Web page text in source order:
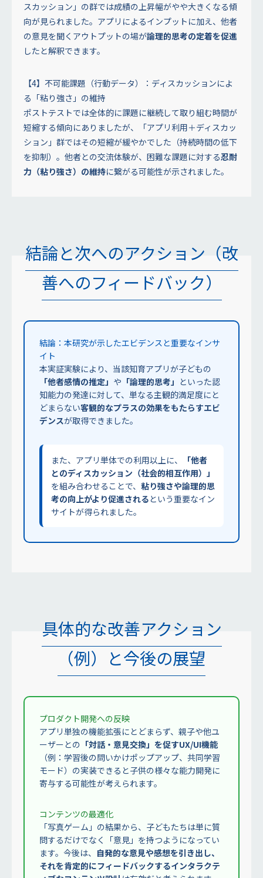
スカッション」の群では成績の上昇幅がやや大きくなる傾
向が見られました。アプリによるインプットに加え、他者
の意見を聞くアウトプットの場が論理的思考の定着を促進
したと解釈できます。
【4】不可能課題（行動データ）：ディスカッションによ
る「粘り強さ」の維持
ポストテストでは全体的に課題に継続して取り組む時間が
短縮する傾向にありましたが、「アプリ利用＋ディスカッ
ション」群ではその短縮が緩やかでした（持続時間の低下
を抑制）。他者との交流体験が、困難な課題に対する忍耐
力（粘り強さ）の維持に繋がる可能性が示されました。
結論と次へのアクション（改
善へのフィードバック）
結論：本研究が示したエビデンスと重要なインサ
イト
本実証実験により、当該知育アプリが子どもの
「他者感情の推定」 や 「論理的思考」 といった認
知能力の発達に対して、単なる主観的満足度にと
どまらない客観的なプラスの効果をもたらすエビ
デンスが取得できました。
また、アプリ単体での利用以上に、
「他者
とのディスカッション（社会的相互作用）」
を組み合わせることで、 粘り強さや論理的思
考の向上がより促進されるという重要なイン
サイトが得られました。
具体的な改善アクション
（例）と今後の展望
プロダクト開発への反映
アプリ単独の機能拡張にとどまらず、親子や他ユ
ーザーとの 「対話・意見交換」を促すUX/UI機能
（例：学習後の問いかけポップアップ、共同学習
モード）の実装できると子供の様々な能力開発に
寄与する可能性が考えられます。
コンテンツの最適化
「写真ゲーム」の結果から、子どもたちは単に質
問するだけでなく「意見」を持つようになってい
ます。今後は、 自発的な意見や感想を引き出し、
それを肯定的にフィードバックするインタラクテ